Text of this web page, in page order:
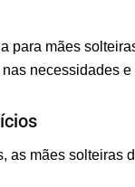
para mães
necessidades
as mães solteiras